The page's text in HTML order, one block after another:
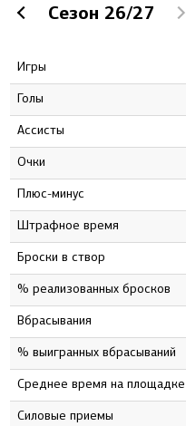
Сезон 26/27
Игры
Голы
Ассисты
Очки
Плюс-минус
штрафное время
Броски в створ
% реализованных бросков
Вбрасывания
% выигранных вбрасываний
Среднее время на площадке
Силовые приемы